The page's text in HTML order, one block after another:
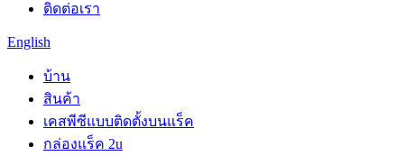
ติดต่อเรา
English
บ้าน
สินค้า
เคสพีซีแบบติดตั้งบนแร็ค
กล่องแร็ค 2u